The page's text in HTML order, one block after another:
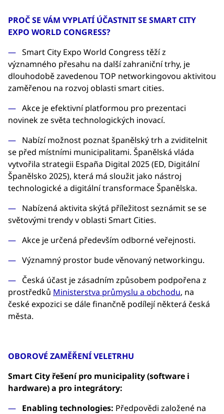
PROČ SE VÁM VYPLATÍ ÚČASTNIT SE SMART CITY
EXPO WORLD CONGRESS?
Smart City Expo World Congress těží z
významného přesahu na další zahraniční trhy, je
dlouhodobě zavedenou TOP networkingovou aktivitou
zaměřenou na rozvoj oblasti smart cities.
Akce je efektivní platformou pro prezentaci
novinek ze světa technologických inovací.
Nabízí možnost poznat španělský trh a zviditelnit
se před místními municipalitami. Španělská vláda
vytvořila strategii España Digital 2025 (ED, Digitální
Španělsko 2025), která má sloužit jako nástroj
technologické a digitální transformace Španělska.
Nabízená aktivita skýtá příležitost seznámit se se
světovými trendy v oblasti Smart Cities.
Akce je určená především odborné veřejnosti.
Významný prostor bude věnovaný networkingu.
Česká účast je zásadním způsobem podpořena z
prostředků Ministerstva průmyslu a obchodu, na
české expozici se dále finančně podílejí některá česká
města.
OBOROVÉ ZAMĚŘENÍ VELETRHU
Smart City řešení pro municipality (software i
hardware) a pro integrátory:
Enabling technologies: Předpovědi založené na